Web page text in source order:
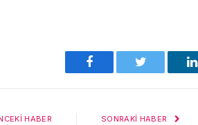
Facebook Twitter
HABER SONRAKI HABER